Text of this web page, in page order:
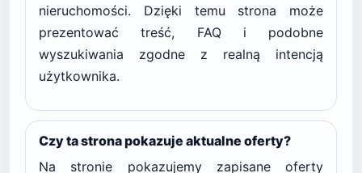
nieruchomości. Dzięki temu strona może
prezentować treść, FAQ i podobne
wyszukiwania zgodne z realną intencją
użytkownika.
Czy ta strona pokazuje aktualne oferty?
Na stronie pokazujemy zapisane oferty